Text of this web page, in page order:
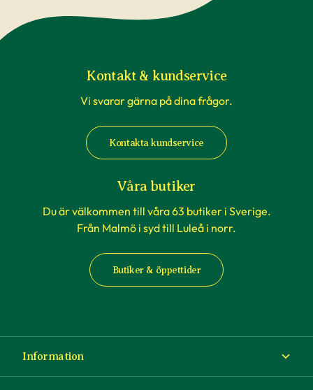
Kontakt & kundservice
Vi svarar gärna på dina frågor.
Kontakta kundservice
Våra butiker
Du är välkommen till våra 63 butiker i Sverige.
Från Malmö i syd till Luleå i norr.
Butiker & öppettider
Information